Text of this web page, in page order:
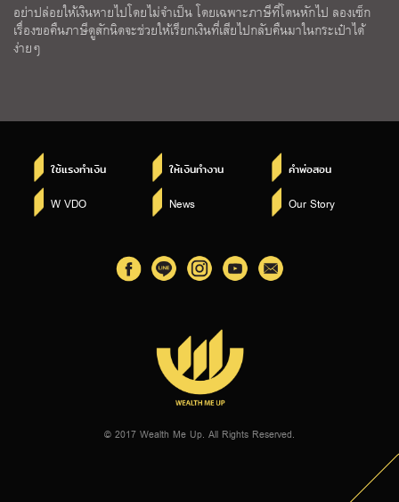
อย่าปล่อยให้เงินหายไปโดยไม่จำเป็น โดยเฉพาะภาษีที่โดนหักไป ลองเซ็ก
เรื่องขอคืนภาษีดูสักนิดจะช่วยให้เรียกเงินที่เสียไปกลับคืนมาในกระเป๋าได้
ง่ายๆ
ใช้แรงทำเงิน ให้เงินทำงาน คำพ่อสอน
W VDO News Our Story
© 2017 Wealth Me Up. All Rights Reserved.